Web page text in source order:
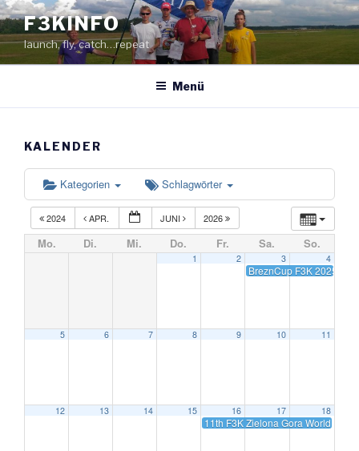
Zum
Inhalt
springen
F3KINFO
launch, fly, catch…repeat
Menü
KALENDER
Kategorien Schlagwörter
2024 APR. JUNI 2026
Mo. Di. Mi. Do. Fr. Sa. So.
1 2 3
BreznCup F3K 2025,
4
5 6 7 8 9 10 11
12 13 14 15 16
11th F3K Zielona Gora World Cup
17 18